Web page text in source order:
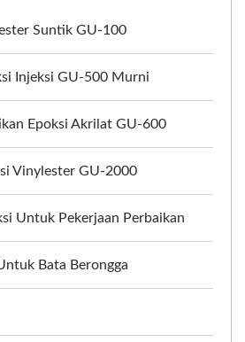
Suntik GU-100
Injeksi GU-500 Murni
Epoksi Akrilat GU-600
Vinylester GU-2000
Untuk Pekerjaan Perbaikan
Bata Berongga